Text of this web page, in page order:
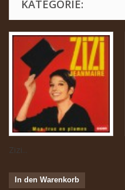
KATEGORIE:
Zizi...
In den Warenkorb